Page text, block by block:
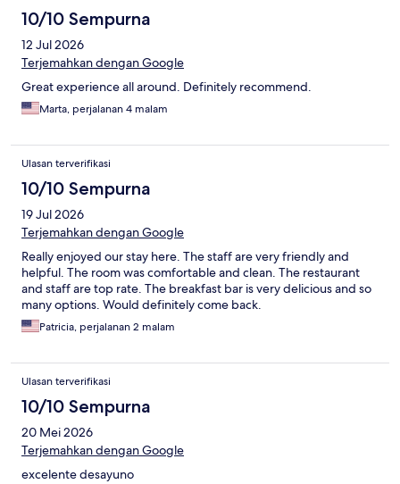
10/10 Sempurna
12 Jul 2026
Terjemahkan dengan Google
Great experience all around. Definitely recommend.
Marta, perjalanan 4 malam
Ulasan terverifikasi
10/10 Sempurna
19 Jul 2026
Terjemahkan dengan Google
Really enjoyed our stay here. The staff are very friendly and
helpful. The room was comfortable and clean. The restaurant
and staff are top rate. The breakfast bar is very delicious and so
many options. Would definitely come back.
Patricia, perjalanan 2 malam
Ulasan terverifikasi
10/10 Sempurna
20 Mei 2026
Terjemahkan dengan Google
excelente desayuno